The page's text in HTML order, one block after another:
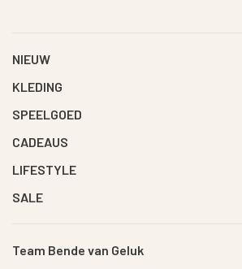
NIEUW
KLEDING
SPEELGOED
CADEAUS
LIFESTYLE
SALE
Team Bende van Geluk